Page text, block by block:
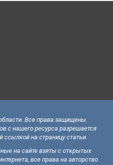
Все права защищены.
с нашего ресурса разрешается
ссылкой на страницу статьи.
на сайте взяты с открытых
все права на авторство